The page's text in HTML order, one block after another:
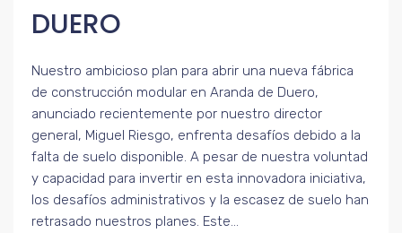
DUERO
Nuestro ambicioso plan para abrir una nueva fábrica
de construcción modular en Aranda de Duero,
anunciado recientemente por nuestro director
general, Miguel Riesgo, enfrenta desafíos debido a la
falta de suelo disponible. A pesar de nuestra voluntad
y capacidad para invertir en esta innovadora iniciativa,
los desafíos administrativos y la escasez de suelo han
retrasado nuestros planes. Este...